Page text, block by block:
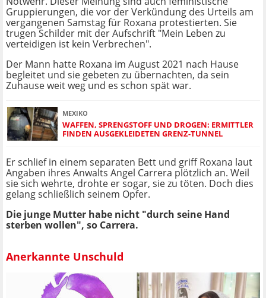
Gruppierungen, die vor der Verkündung des Urteils am
vergangenen Samstag für Roxana protestierten. Sie
trugen Schilder mit der Aufschrift "Mein Leben zu
verteidigen ist kein Verbrechen".
Der Mann hatte Roxana im August 2021 nach Hause
begleitet und sie gebeten zu übernachten, da sein
Zuhause weit weg und es schon spät war.
MEXIKO
WAFFEN, SPRENGSTOFF UND DROGEN: ERMITTLER
FINDEN AUSGEKLEIDETEN GRENZ-TUNNEL
Er schlief in einem separaten Bett und griff Roxana laut
Angaben ihres Anwalts Angel Carrera plötzlich an. Weil
sie sich wehrte, drohte er sogar, sie zu töten. Doch dies
gelang schließlich seinem Opfer.
Die junge Mutter habe nicht "durch seine Hand
sterben wollen", so Carrera.
Anerkannte Unschuld